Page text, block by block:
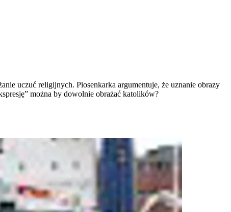
uczuć religijnych. Piosenkarka argumentuje, że uznanie obrazy
można by dowolnie obrażać katolików?